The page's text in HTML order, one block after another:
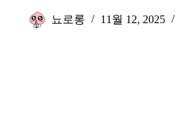
뇨로롱 11월 12, 2025